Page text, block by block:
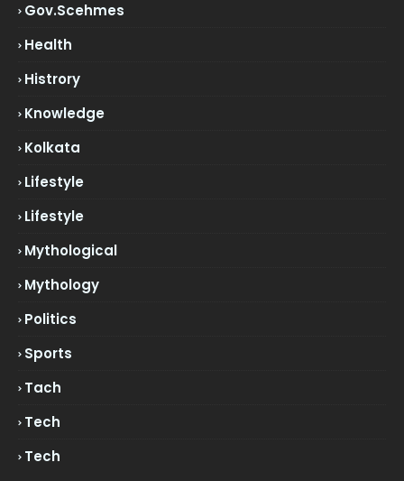
Gov.scehmes
Health
Histrory
Knowledge
Kolkata
Lifestyle
Lifestyle
Mythological
Mythology
Politics
Sports
Tach
Tech
Tech